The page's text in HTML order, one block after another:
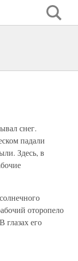
снег.
падали
Здесь, в
оторопело
глазах его